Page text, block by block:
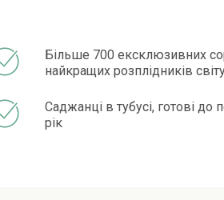
Більше 700 ексклюзивних
найкращих розплідників
Саджанці в тубусі, готові до
рік